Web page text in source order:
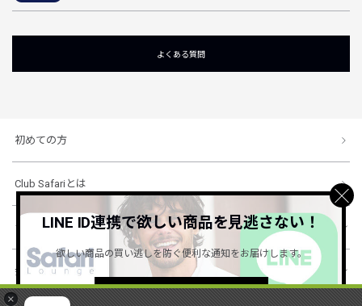
×
よくある質問
初めての方
Club Safariとは
ショッピングガイド
会社概要・規約
LINE ID連携で欲しい商品を見逃さない！
欲しい商品の買い逃しを防ぐ便利な通知をお届けします。
詳しくはこちら ＞